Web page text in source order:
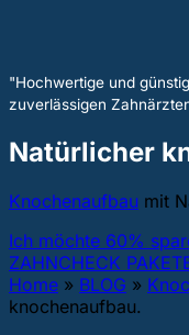
"Hochwertige und
zuverlässigen
Natürlicher
Knochenaufbau mit
Ich möchte 60%
ZAHNCHECK
Home » BLOG »
knochenaufbau.